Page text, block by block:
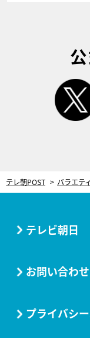
テレ朝POST バラエティ
テレビ朝日
お問い合わせ
プライバシ